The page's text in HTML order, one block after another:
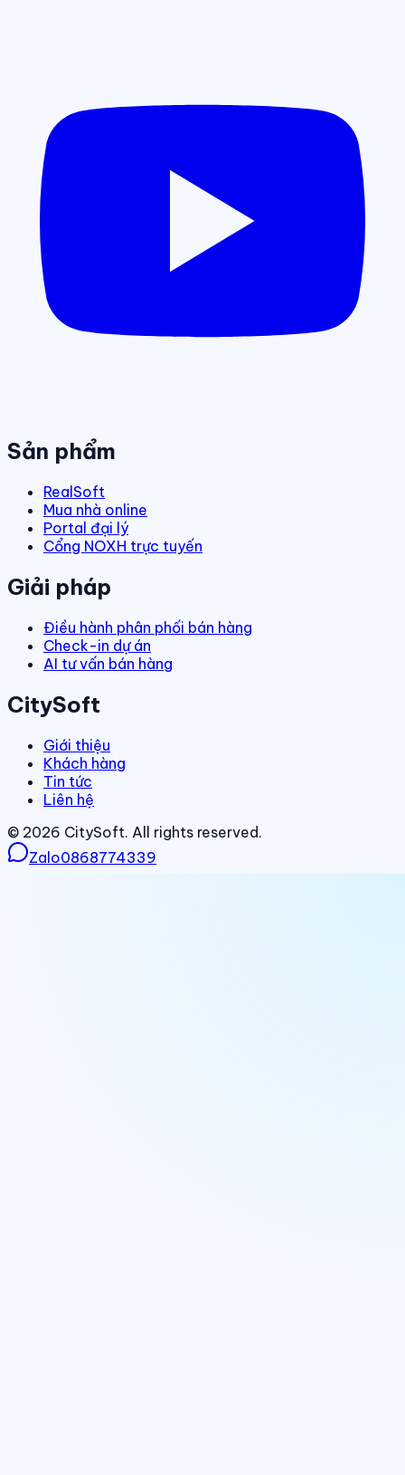
Sản phẩm
RealSoft
Mua nhà online
Portal đại lý
Cổng NOXH trực tuyến
Giải pháp
Điều hành phân phối bán hàng
Check-in dự án
AI tư vấn bán hàng
CitySoft
Giới thiệu
Khách hàng
Tin tức
Liên hệ
© 2026 CitySoft. All rights reserved.
Zalo0868774339